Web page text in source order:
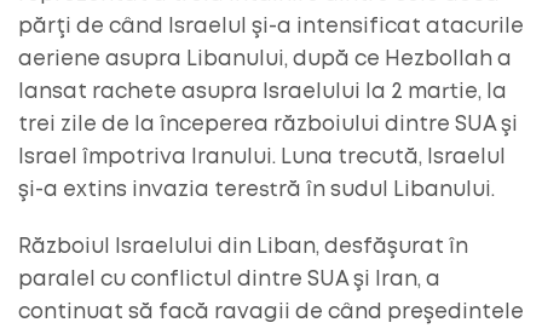
părţi de când Israelul şi-a intensificat atacurile
aeriene asupra Libanului, după ce Hezbollah a
lansat rachete asupra Israelului la 2 martie, la
trei zile de la începerea războiului dintre SUA şi
Israel împotriva Iranului. Luna trecută, Israelul
şi-a extins invazia terestră în sudul Libanului.
Războiul Israelului din Liban, desfăşurat în
paralel cu conflictul dintre SUA şi Iran, a
continuat să facă ravagii de când preşedintele